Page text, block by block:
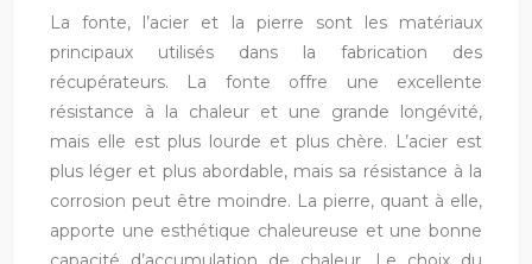
La fonte, l’acier et la pierre sont les matériaux
principaux utilisés dans la fabrication des
récupérateurs. La fonte offre une excellente
résistance à la chaleur et une grande longévité,
mais elle est plus lourde et plus chère. L’acier est
plus léger et plus abordable, mais sa résistance à la
corrosion peut être moindre. La pierre, quant à elle,
apporte une esthétique chaleureuse et une bonne